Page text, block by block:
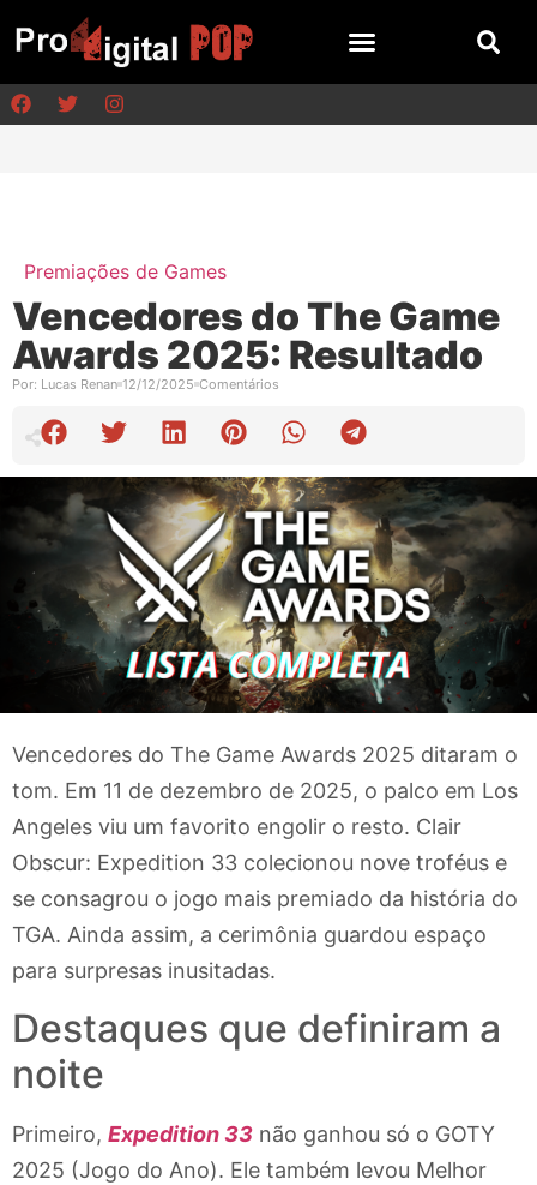
Premiações de Games
Vencedores do The Game
Awards 2025: Resultado
Por: Lucas Renan 12/12/2025 Comentários
Vencedores do The Game Awards 2025 ditaram o
tom. Em 11 de dezembro de 2025, o palco em Los
Angeles viu um favorito engolir o resto. Clair
Obscur: Expedition 33 colecionou nove troféus e
se consagrou o jogo mais premiado da história do
TGA. Ainda assim, a cerimônia guardou espaço
para surpresas inusitadas.
Destaques que definiram a
noite
Primeiro, Expedition 33 não ganhou só o GOTY
2025 (Jogo do Ano). Ele também levou Melhor